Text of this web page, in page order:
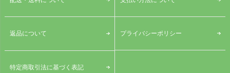
返品について プライバシーポリシー
特定商取引法に基づく表記